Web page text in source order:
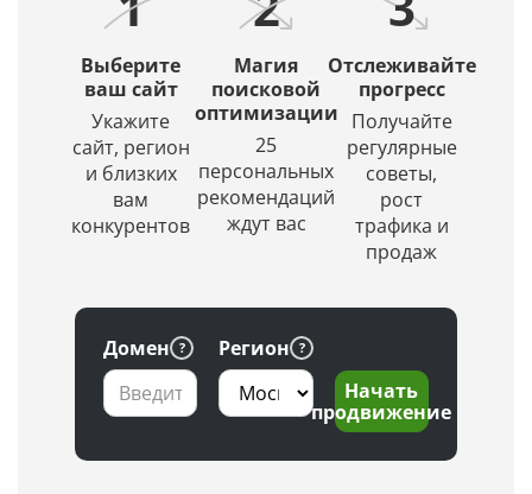
Выберите
ваш сайт
Укажите
сайт, регион
и близких
вам
конкурентов
Магия
поисковой
оптимизации
25
персональных
рекомендаций
ждут вас
Отслеживайте
прогресс
Получайте
регулярные
советы,
рост
трафика и
продаж
Домен
Регион
Начать
продвижение